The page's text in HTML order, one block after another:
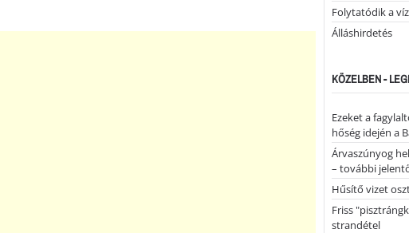
Folytatódik a
Álláshirdetés
KÖZELBEN -
Ezeket a
hőség idején a
Árvaszúnyog
– további
Hűsítő vizet
Friss
strandétel